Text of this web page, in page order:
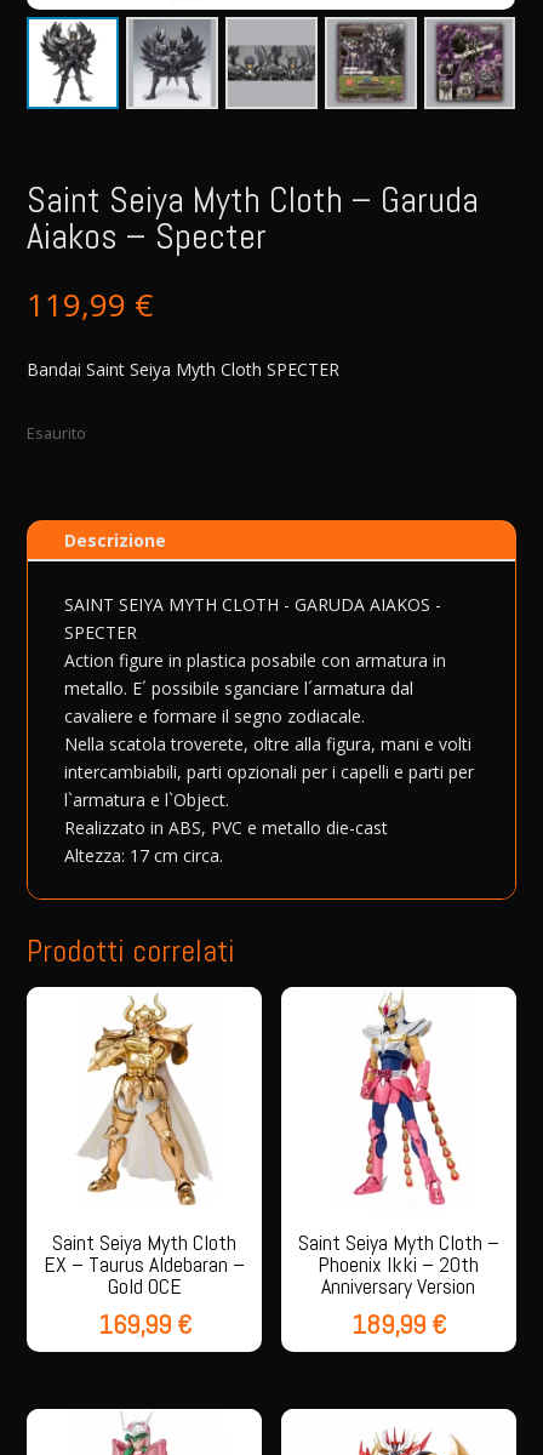
Saint Seiya Myth Cloth – Garuda
Aiakos – Specter
119,99 €
Bandai Saint Seiya Myth Cloth SPECTER
Esaurito
Descrizione
SAINT SEIYA MYTH CLOTH - GARUDA AIAKOS -
SPECTER
Action figure in plastica posabile con armatura in
metallo. E´ possibile sganciare l´armatura dal
cavaliere e formare il segno zodiacale.
Nella scatola troverete, oltre alla figura, mani e volti
intercambiabili, parti opzionali per i capelli e parti per
l`armatura e l`Object.
Realizzato in ABS, PVC e metallo die-cast
Altezza: 17 cm circa.
Prodotti correlati
Saint Seiya Myth Cloth
EX – Taurus Aldebaran –
Gold OCE
169,99 €
Saint Seiya Myth Cloth –
Phoenix Ikki – 20th
Anniversary Version
189,99 €